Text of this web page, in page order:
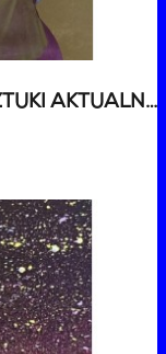
67 AUKCJA SZTUKI - AUKCJA SZTUKI AKTUALNEJ